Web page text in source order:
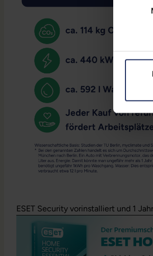
ESET Security vorinstalliert und 1